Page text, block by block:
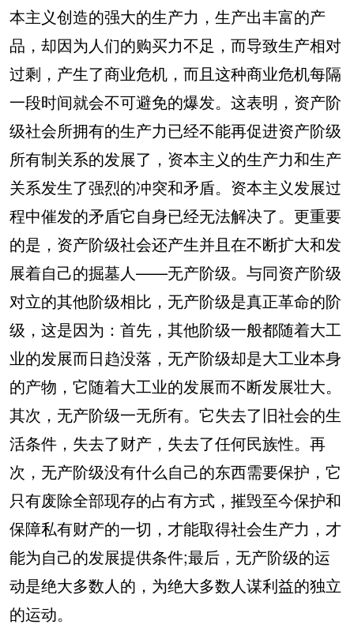
本主义创造的强大的生产力，生产出丰富的产
品，却因为人们的购买力不足，而导致生产相对
过剩，产生了商业危机，而且这种商业危机每隔
一段时间就会不可避免的爆发。这表明，资产阶
级社会所拥有的生产力已经不能再促进资产阶级
所有制关系的发展了，资本主义的生产力和生产
关系发生了强烈的冲突和矛盾。资本主义发展过
程中催发的矛盾它自身已经无法解决了。更重要
的是，资产阶级社会还产生并且在不断扩大和发
展着自己的掘墓人——无产阶级。与同资产阶级
对立的其他阶级相比，无产阶级是真正革命的阶
级，这是因为：首先，其他阶级一般都随着大工
业的发展而日趋没落，无产阶级却是大工业本身
的产物，它随着大工业的发展而不断发展壮大。
其次，无产阶级一无所有。它失去了旧社会的生
活条件，失去了财产，失去了任何民族性。再
次，无产阶级没有什么自己的东西需要保护，它
只有废除全部现存的占有方式，摧毁至今保护和
保障私有财产的一切，才能取得社会生产力，才
能为自己的发展提供条件;最后，无产阶级的运
动是绝大多数人的，为绝大多数人谋利益的独立
的运动。